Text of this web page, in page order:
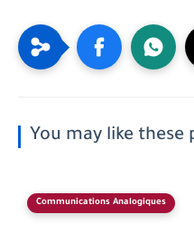
You may like these
Communications Analogiques